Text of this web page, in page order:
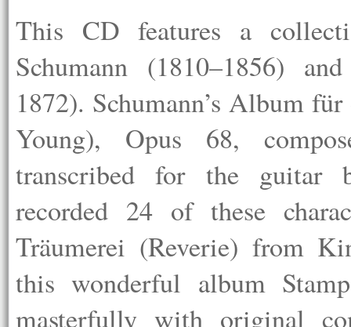
This CD features a
Schumann (1810–1856)
1872). Schumann’s Album
Young), Opus 68,
transcribed for the guitar
recorded 24 of these
Träumerei (Reverie) from
this wonderful album
masterfully with original